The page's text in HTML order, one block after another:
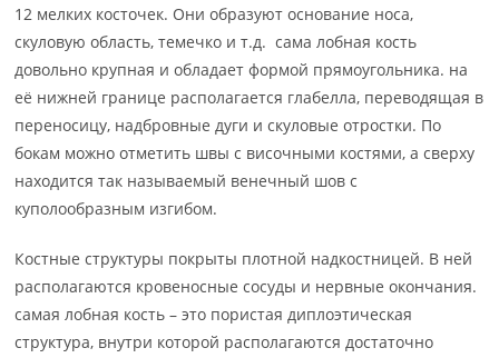
12 мелких косточек. Они образуют основание носа,
скуловую область, темечко и т.д. сама лобная кость
довольно крупная и обладает формой прямоугольника. на
её нижней границе располагается глабелла, переводящая в
переносицу, надбровные дуги и скуловые отростки. По
бокам можно отметить швы с височными костями, а сверху
находится так называемый венечный шов с
куполообразным изгибом.
Костные структуры покрыты плотной надкостницей. В ней
располагаются кровеносные сосуды и нервные окончания.
самая лобная кость – это пористая диплоэтическая
структура, внутри которой располагаются достаточно